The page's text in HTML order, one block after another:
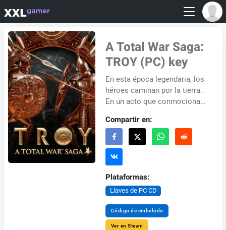
A Total War Saga:
TROY (PC) key
En esta época legendaria, los
héroes caminan por la tierra.
En un acto que conmociona
Príncipe de Troya, escapa con
la be...
Compartir en:
Plataformas:
Llaves de PC CD
Código de embebido
Ver en Steam